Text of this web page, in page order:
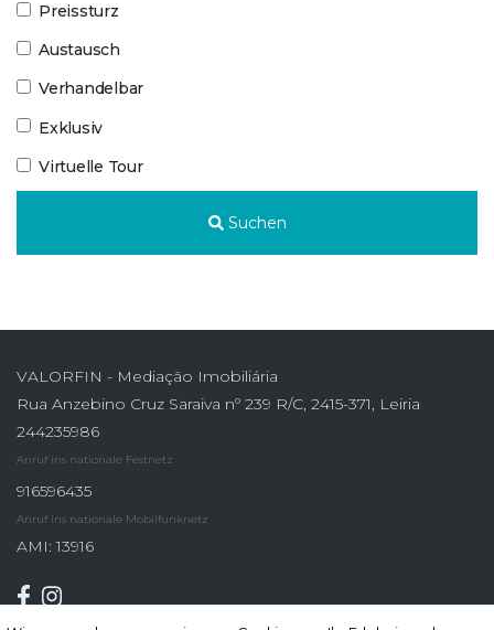
Preissturz
Austausch
Verhandelbar
Exklusiv
Virtuelle Tour
Suchen
VALORFIN - Mediação Imobiliária
Rua Anzebino Cruz Saraiva nº 239 R/C, 2415-371, Leiria
244235986
Anruf ins nationale Festnetz
916596435
Anruf ins nationale Mobilfunknetz
AMI: 13916